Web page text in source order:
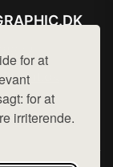
for at
for at
irriterende.
privatlivspolitik